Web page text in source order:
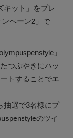
キット」をプレ
ペーン2」で
」
つぶやきにハッ
トすることでエ
抽選で3名様にプ
のツイ